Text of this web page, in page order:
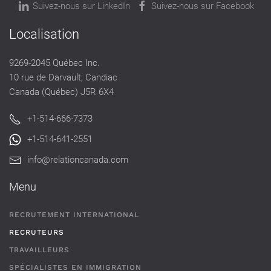
Suivez-nous sur LinkedIn Suivez-nous sur Facebook
Localisation
9269-2045 Québec Inc.
10 rue de Darvault, Candiac
Canada (Québec) J5R 6X4
+1-514-666-7373
+1-514-641-2551
info@relationcanada.com
Menu
RECRUTEMENT INTERNATIONAL
RECRUTEURS
TRAVAILLEURS
SPÉCIALISTES EN IMMIGRATION